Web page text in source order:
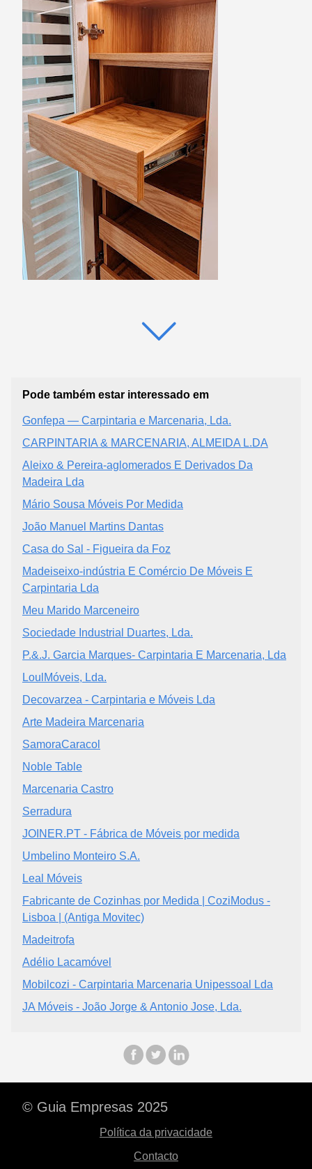
Pode também estar interessado em
Gonfepa — Carpintaria e Marcenaria, Lda.
CARPINTARIA & MARCENARIA, ALMEIDA L.DA
Aleixo & Pereira-aglomerados E Derivados Da
Madeira Lda
Mário Sousa Móveis Por Medida
João Manuel Martins Dantas
Casa do Sal - Figueira da Foz
Madeiseixo-indústria E Comércio De Móveis E
Carpintaria Lda
Meu Marido Marceneiro
Sociedade Industrial Duartes, Lda.
P.&.J. Garcia Marques- Carpintaria E Marcenaria, Lda
LoulMóveis, Lda.
Decovarzea - Carpintaria e Móveis Lda
Arte Madeira Marcenaria
SamoraCaracol
Noble Table
Marcenaria Castro
Serradura
JOINER.PT - Fábrica de Móveis por medida
Umbelino Monteiro S.A.
Leal Móveis
Fabricante de Cozinhas por Medida | CoziModus -
Lisboa | (Antiga Movitec)
Madeitrofa
Adélio Lacamóvel
Mobilcozi - Carpintaria Marcenaria Unipessoal Lda
JA Móveis - João Jorge & Antonio Jose, Lda.
© Guia Empresas 2025
Política da privacidade
Contacto